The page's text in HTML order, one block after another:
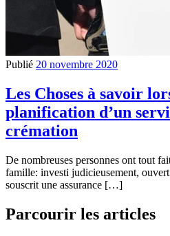
Publié 20 novembre 2020
Les Choses à savoir
planification d’un
crémation
De nombreuses personnes ont tout
famille: investi judicieusement, ouvert
souscrit une assurance […]
Parcourir les articles